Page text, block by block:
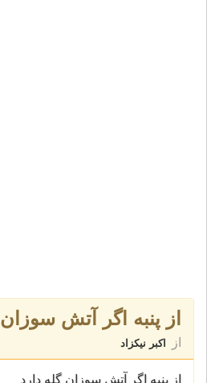
از پنبه اگر آتش سوزان
از اکبر نیکزاد
از پنبه اگر آتش سوزان گله دارد